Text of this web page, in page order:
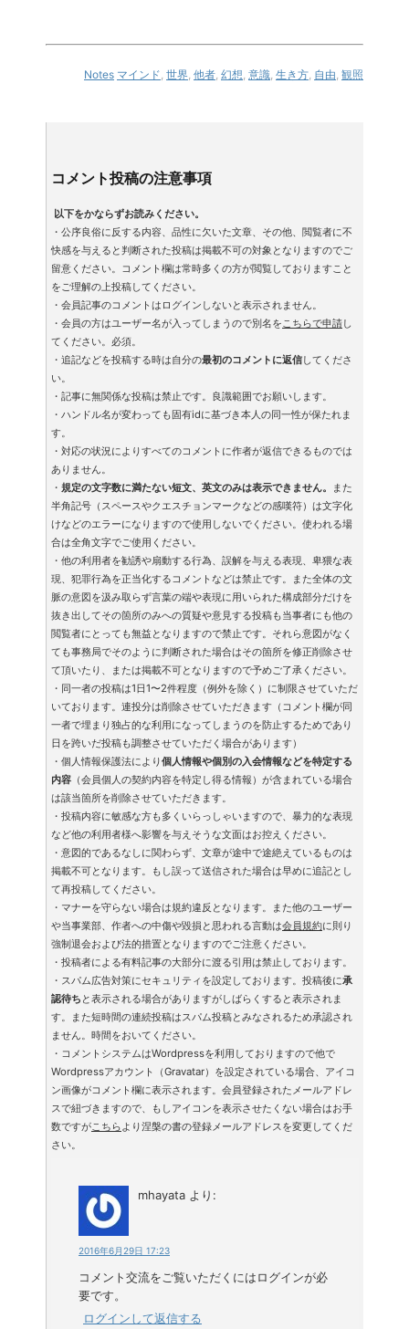
Notes マインド, 世界, 他者, 幻想, 意識, 生き方, 自由, 観照
コメント投稿の注意事項
以下をかならずお読みください。
・公序良俗に反する内容、品性に欠いた文章、その他、閲覧者に不
快感を与えると判断された投稿は掲載不可の対象となりますのでご
留意ください。コメント欄は常時多くの方が閲覧しておりますこと
をご理解の上投稿してください。
・会員記事のコメントはログインしないと表示されません。
・会員の方はユーザー名が入ってしまうので別名をこちらで申請し
てください。必須。
・追記などを投稿する時は自分の最初のコメントに返信してくださ
い。
・記事に無関係な投稿は禁止です。良識範囲でお願いします。
・ハンドル名が変わっても固有idに基づき本人の同一性が保たれま
す。
・対応の状況によりすべてのコメントに作者が返信できるものでは
ありません。
・ 規定の文字数に満たない短文、英文のみは表示できません。
また
半角記号（スペースやクエスチョンマークなどの感嘆符）は文字化
けなどのエラーになりますので使用しないでください。使われる場
合は全角文字でご使用ください。
・他の利用者を勧誘や扇動する行為、誤解を与える表現、卑猥な表
現、犯罪行為を正当化するコメントなどは禁止です。また全体の文
脈の意図を汲み取らず言葉の端や表現に用いられた構成部分だけを
抜き出してその箇所のみへの質疑や意見する投稿も当事者にも他の
閲覧者にとっても無益となりますので禁止です。それら意図がなく
ても事務局でそのように判断された場合はその箇所を修正削除させ
て頂いたり、または掲載不可となりますので予めご了承ください。
・同一者の投稿は1日1〜2件程度（例外を除く）に制限させていただ
いております。連投分は削除させていただきます（コメント欄が同
一者で埋まり独占的な利用になってしまうのを防止するためであり
日を跨いだ投稿も調整させていただく場合があります）
・個人情報保護法により個人情報や個別の入会情報などを特定する
内容 （会員個人の契約内容を特定し得る情報）が含まれている場合
は該当箇所を削除させていただきます。
・投稿内容に敏感な方も多くいらっしゃいますので、暴力的な表現
など他の利用者様へ影響を与えそうな文面はお控えください。
・意図的であるなしに関わらず、文章が途中で途絶えているものは
掲載不可となります。もし誤って送信された場合は早めに追記とし
て再投稿してください。
・マナーを守らない場合は規約違反となります。また他のユーザー
や当事業部、作者への中傷や毀損と思われる言動は会員規約に則り
強制退会および法的措置となりますのでご注意ください。
・投稿者による有料記事の大部分に渡る引用は禁止しております。
・スパム広告対策にセキュリティを設定しております。投稿後に承
認待ち と表示される場合がありますがしばらくすると表示されま
す。また短時間の連続投稿はスパム投稿とみなされるため承認され
ません。時間をおいてください。
・コメントシステムはWordpressを利用しておりますので他で
Wordpressアカウント（Gravatar）を設定されている場合、アイコ
ン画像がコメント欄に表示されます。会員登録されたメールアドレ
スで紐づきますので、もしアイコンを表示させたくない場合はお手
数ですがこちらより涅槃の書の登録メールアドレスを変更してくだ
さい。
mhayata より:
2016年6月29日 17:23
コメント交流をご覧いただくにはログインが必
要です。
ログインして返信する